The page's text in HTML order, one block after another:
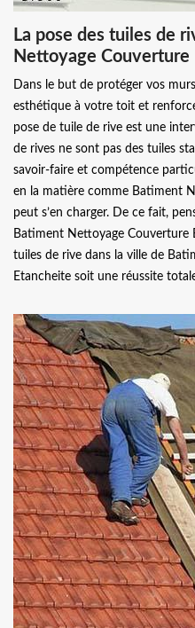
La pose des tuiles de
Nettoyage Couverture
Dans le but de protéger vos
esthétique à votre toit et
pose de tuile de rive est une
de rives ne sont pas des tuiles
savoir-faire et compétence
en la matière comme Batiment
peut s’en charger. De ce fait,
Batiment Nettoyage Couverture
tuiles de rive dans la ville de
Etancheite soit une réussite